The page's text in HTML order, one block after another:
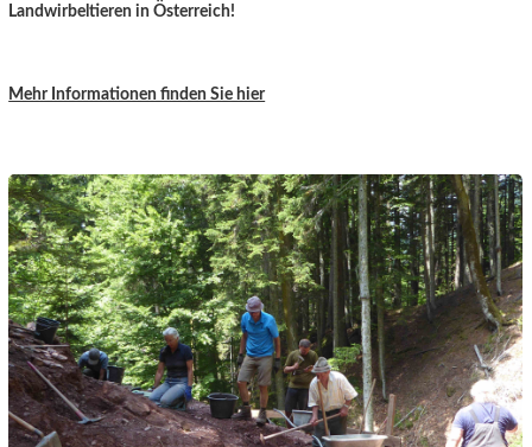
Landwirbeltieren in Österreich!
Mehr Informationen finden Sie hier